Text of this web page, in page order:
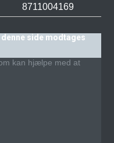
8711004169
side modtages